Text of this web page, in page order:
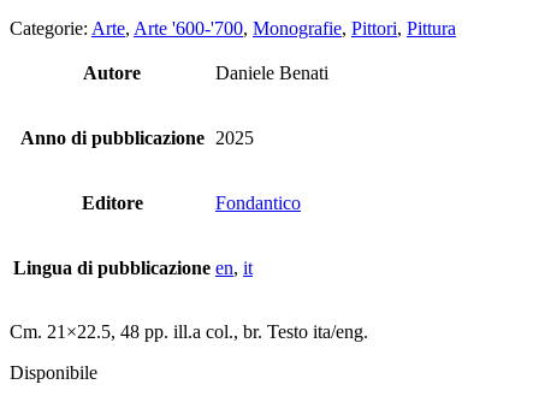
Categorie: Arte, Arte '600-'700, Monografie, Pittori, Pittura
Autore Daniele Benati
Anno di pubblicazione 2025
Editore Fondantico
Lingua di pubblicazione en, it
Cm. 21×22.5, 48 pp. ill.a col., br. Testo ita/eng.
Disponibile